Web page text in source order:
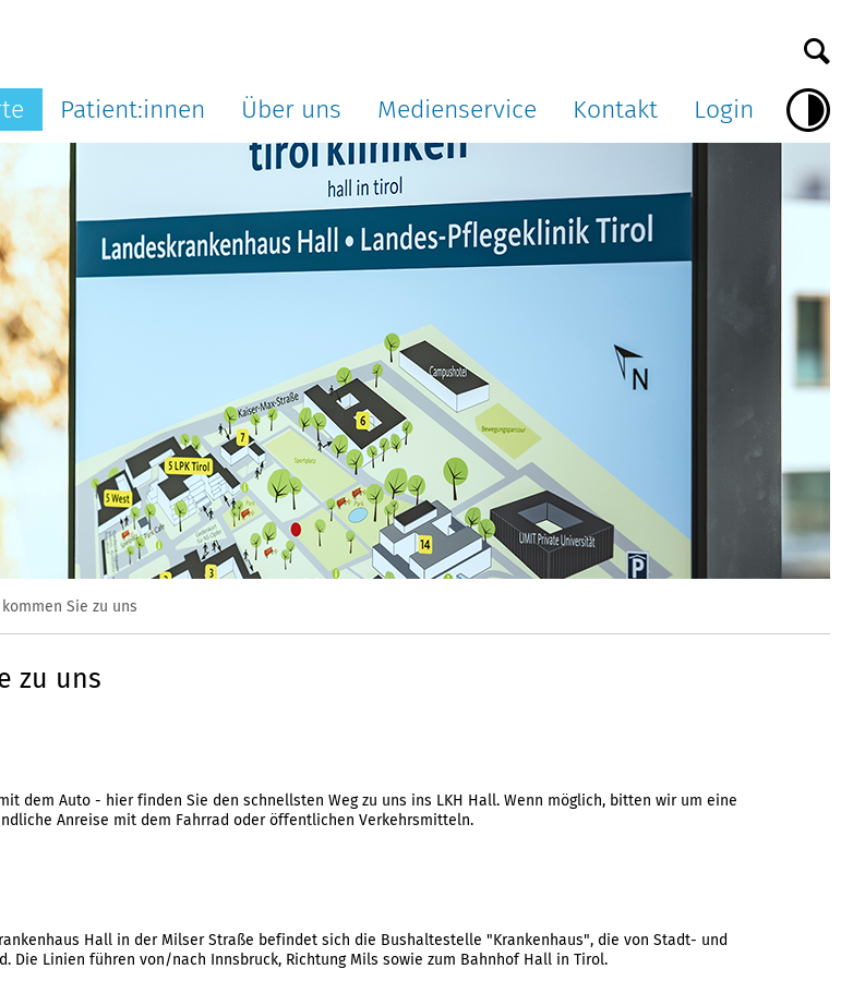
Patient:innen Über uns Medienservice Kontakt Login
Sie zu uns
zu uns
dem Auto - hier finden Sie den schnellsten Weg zu uns ins LKH Hall. Wenn möglich, bitten wir um eine
Anreise mit dem Fahrrad oder öffentlichen Verkehrsmitteln.
Hall in der Milser Straße befindet sich die Bushaltestelle "Krankenhaus", die von Stadt- und
Die Linien führen von/nach Innsbruck, Richtung Mils sowie zum Bahnhof Hall in Tirol.